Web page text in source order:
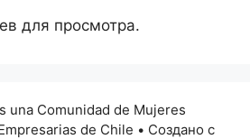
для просмотра.
una Comunidad de Mujeres
de Chile • Создано с